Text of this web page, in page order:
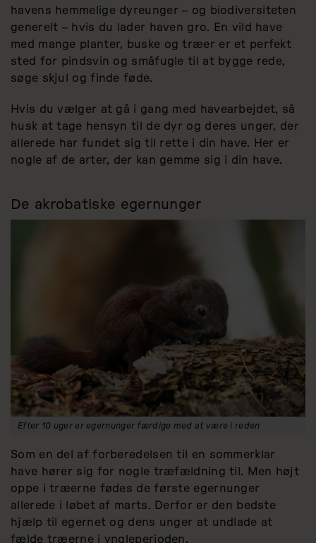
havens hemmelige dyreunger – og biodiversiteten
generelt – hvis du lader haven gro. En vild have
med mange planter, buske og træer er et perfekt
sted for pindsvin og småfugle til at bygge rede,
søge skjul og finde føde.
Hvis du vælger at gå i gang med havearbejdet, så
husk at tage hensyn til de dyr og deres unger, der
allerede har fundet sig til rette i din have. Her er
nogle af de arter, der kan gemme sig i din have.
De akrobatiske egernunger
Efter 10 uger er egernunger færdige med at være i reden
Som en del af forberedelsen til en sommerklar
have hører sig for nogle træfældning til. Men højt
oppe i træerne fødes de første egernunger
allerede i løbet af marts. Derfor er den bedste
hjælp til egernet og dens unger at undlade at
fælde træerne i yngleperioden.